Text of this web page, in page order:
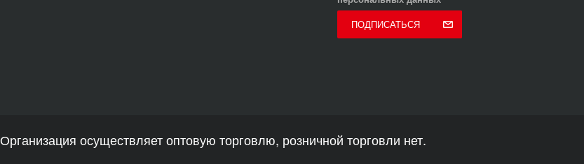
ПОДПИСАТЬСЯ
Организация осуществляет оптовую торговлю, розничной торговли нет.